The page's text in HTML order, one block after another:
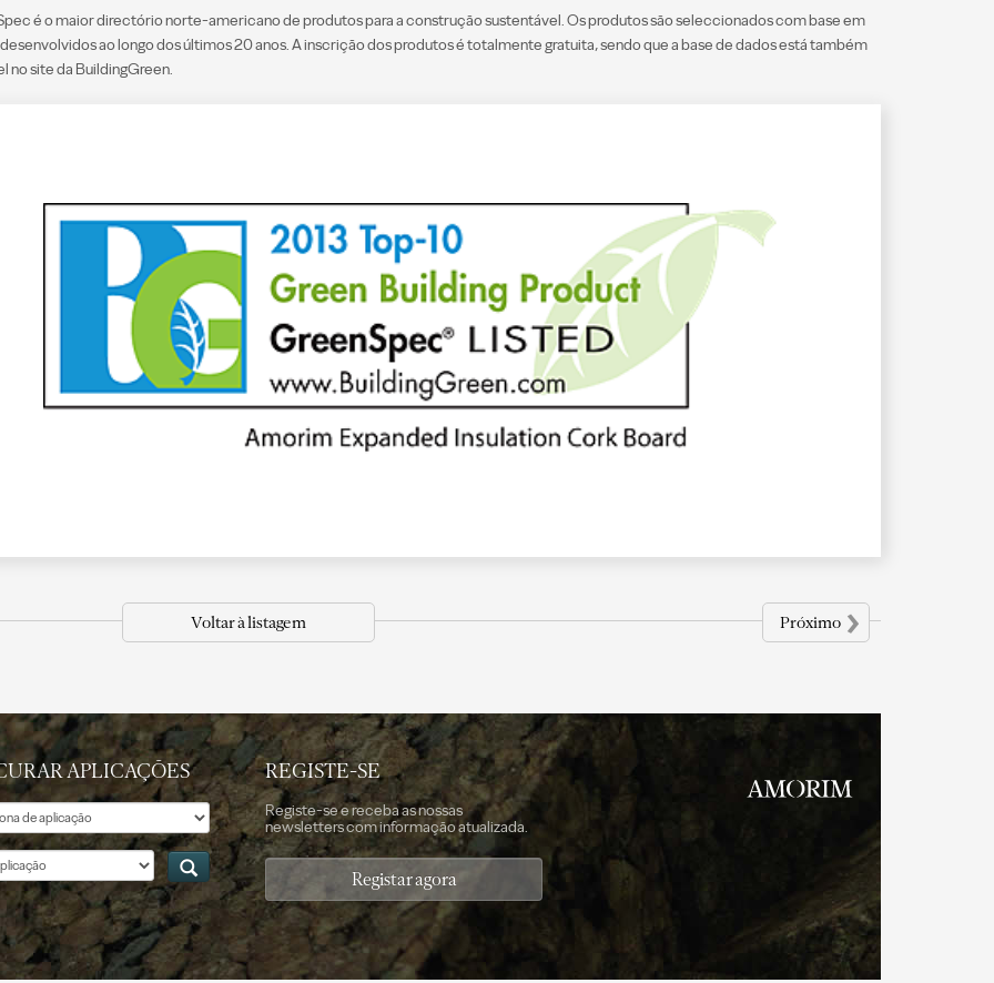
é o maior directório norte-americano de produtos para a construção sustentável. Os produtos são seleccionados com base em
ao longo dos últimos 20 anos. A inscrição dos produtos é totalmente gratuita, sendo que a base de dados está também
no site da BuildingGreen.
Voltar à listagem Próximo›
APLICAÇÕES REGISTE-SE
Registe-se e receba as nossas
newsletters com informação atualizada.
Registar agora